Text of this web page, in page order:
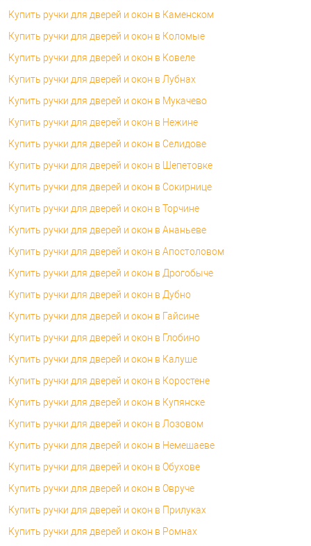
Купить ручки для дверей и окон в Каменском
Купить ручки для дверей и окон в Коломые
Купить ручки для дверей и окон в Ковеле
Купить ручки для дверей и окон в Лубнах
Купить ручки для дверей и окон в Мукачево
Купить ручки для дверей и окон в Нежине
Купить ручки для дверей и окон в Селидове
Купить ручки для дверей и окон в Шепетовке
Купить ручки для дверей и окон в Сокирнице
Купить ручки для дверей и окон в Торчине
Купить ручки для дверей и окон в Ананьеве
Купить ручки для дверей и окон в Апостоловом
Купить ручки для дверей и окон в Дрогобыче
Купить ручки для дверей и окон в Дубно
Купить ручки для дверей и окон в Гайсине
Купить ручки для дверей и окон в Глобино
Купить ручки для дверей и окон в Калуше
Купить ручки для дверей и окон в Коростене
Купить ручки для дверей и окон в Купянске
Купить ручки для дверей и окон в Лозовом
Купить ручки для дверей и окон в Немешаеве
Купить ручки для дверей и окон в Обухове
Купить ручки для дверей и окон в Овруче
Купить ручки для дверей и окон в Прилуках
Купить ручки для дверей и окон в Ромнах